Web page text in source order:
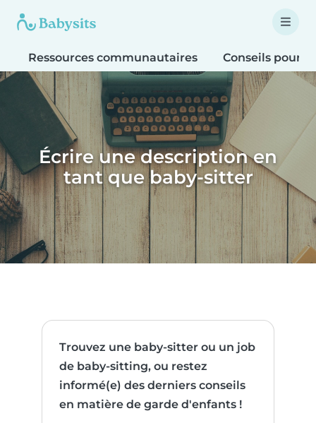
Ressources communautaires Conseils pour
Écrire une description en
tant que baby-sitter
Trouvez une baby-sitter ou un job
de baby-sitting, ou restez
informé(e) des derniers conseils
en matière de garde d'enfants !